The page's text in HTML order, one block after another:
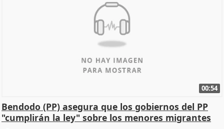
00:54
Bendodo (PP) asegura que los gobiernos del PP
"cumplirán la ley" sobre los menores migrantes